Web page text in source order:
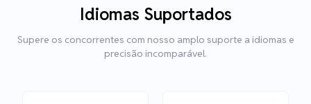
Idiomas Suportados
Supere os concorrentes com nosso amplo suporte a idiomas e
precisão incomparável.